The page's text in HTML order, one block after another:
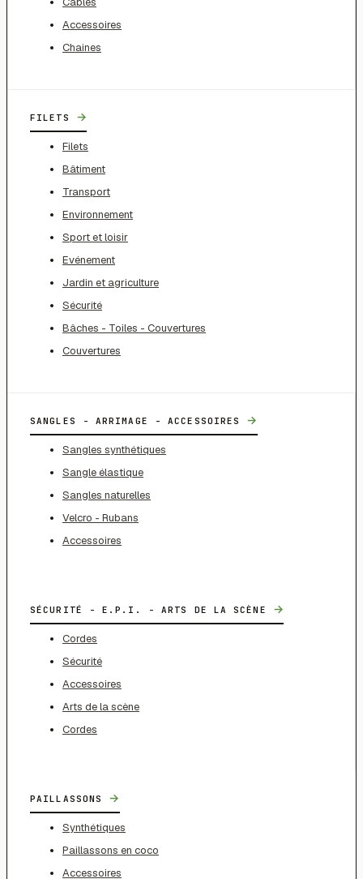
Accessoires
Chaines
FILETS →
Filets
Bâtiment
Transport
Environnement
Sport et loisir
Evénement
Jardin et agriculture
Sécurité
Bâches - Toiles - Couvertures
Couvertures
SANGLES - ARRIMAGE - ACCESSOIRES →
Sangles synthétiques
Sangle élastique
Sangles naturelles
Velcro - Rubans
Accessoires
SÉCURITÉ - E.P.I. - ARTS DE LA SCÈNE →
Cordes
Sécurité
Accessoires
Arts de la scène
Cordes
PAILLASSONS →
Synthétiques
Paillassons en coco
Accessoires